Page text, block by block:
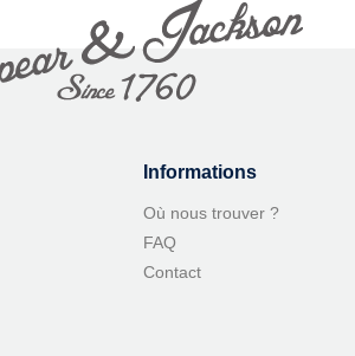
Informations
Où nous trouver ?
FAQ
Contact